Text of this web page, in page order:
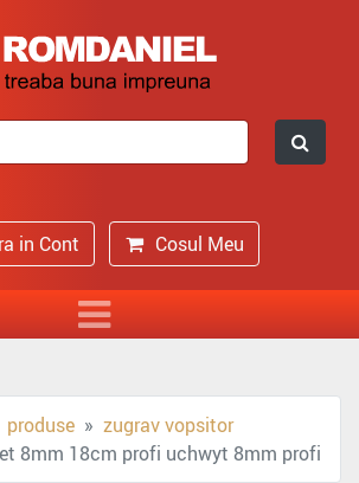
in Cont Cosul Meu
produse
zugrav vopsitor
8mm 18cm profi uchwyt 8mm profi